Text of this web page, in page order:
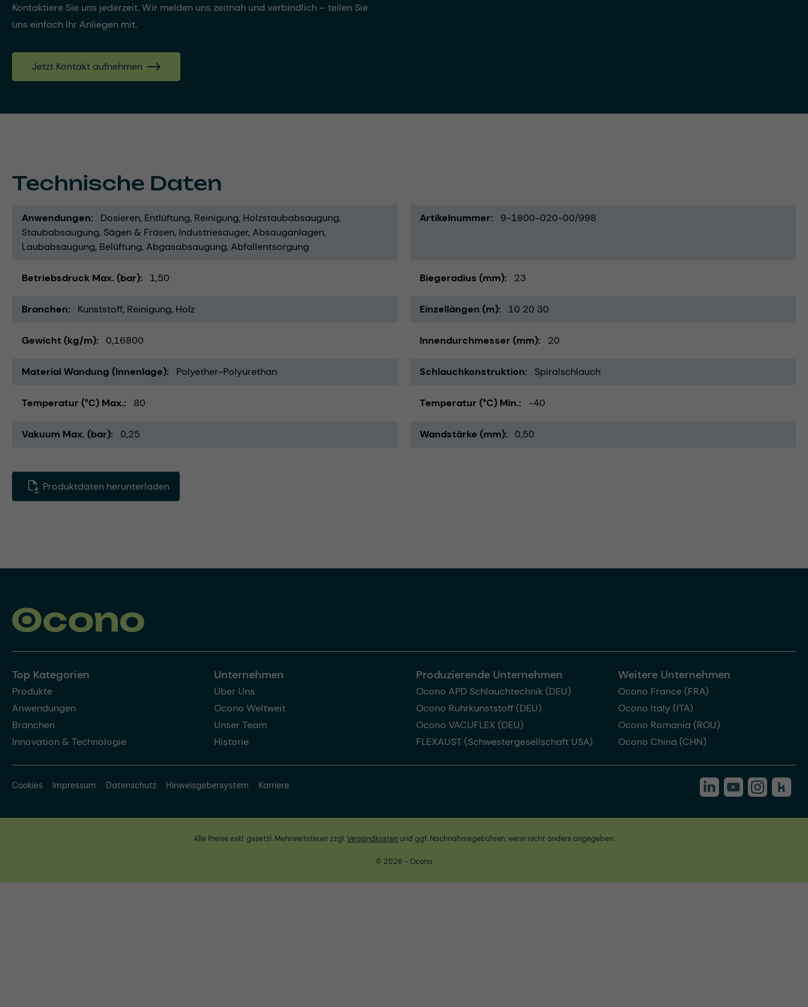
Kontaktiere Sie uns jederzeit. Wir melden uns zeitnah und verbindlich – teilen Sie
uns einfach Ihr Anliegen mit.
Jetzt Kontakt aufnehmen
Technische Daten
Anwendungen Dosieren Entlüftung Reinigung Holzstaubabsaugung
Staubabsaugung Sägen & Fräsen Industriesauger Absauganlagen
Laubabsaugung Belüftung Abgasabsaugung Abfallentsorgung
Artikelnummer 9-1800-020-00/998
Betriebsdruck Max. (bar) 1,50 Biegeradius (mm) 23
Branchen Kunststoff Reinigung Holz Einzellängen (m) 10 20 30
Gewicht (kg/m) 0,16800 Innendurchmesser (mm) 20
Material Wandung (Innenlage) Polyether-Polyurethan Schlauchkonstruktion Spiralschlauch
Temperatur (°C) Max. 80 Temperatur (°C) Min. -40
Vakuum Max. (bar) 0,25 Wandstärke (mm) 0,50
Produktdaten herunterladen
Top Kategorien
Produkte
Anwendungen
Branchen
Innovation & Technologie
Unternehmen
Über Uns
Ocono Weltweit
Unser Team
Historie
Produzierende Unternehmen
Ocono APD Schlauchtechnik (DEU)
Ocono Ruhrkunststoff (DEU)
Ocono VACUFLEX (DEU)
FLEXAUST (Schwestergesellschaft USA)
Weitere Unternehmen
Ocono France (FRA)
Ocono Italy (ITA)
Ocono Romania (ROU)
Ocono China (CHN)
Cookies Impressum Datenschutz Hinweisgebersystem Karriere
Alle Preise exkl. gesetzl. Mehrwertsteuer zzgl.Versandkosten und ggf. Nachnahmegebühren, wenn nicht anders angegeben.
© 2026 - Ocono